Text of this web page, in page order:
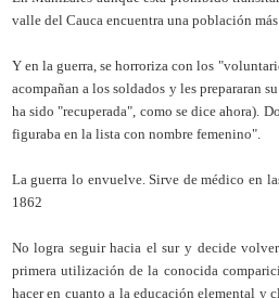
valle del Cauca encuentra una población
Y en la guerra, se horroriza con los
acompañan a los soldados y les prepararan
ha sido "recuperada", como se dice ahora).
figuraba en la lista con nombre femenino".
La guerra lo envuelve. Sirve de médico en
1862
No logra seguir hacia el sur y decide
primera utilización de la conocida
hacer en cuanto a la educación elemental y